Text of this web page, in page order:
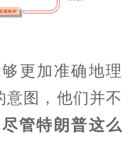
更加准确地理
意图，他们并不
尽管特朗普这么